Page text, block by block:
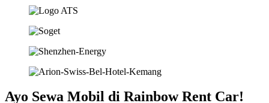
Ayo Sewa Mobil di Rainbow Rent Car!